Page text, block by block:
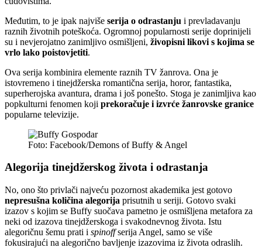
Međutim, to je ipak najviše serija o odrastanju i prevladavanju
raznih životnih poteškoća. Ogromnoj popularnosti serije doprinijeli
su i nevjerojatno zanimljivo osmišljeni, živopisni likovi s kojima se
vrlo lako poistovjetiti.
Ova serija kombinira elemente raznih TV žanrova. Ona je
istovremeno i tinejdžerska romantična serija, horor, fantastika,
superherojska avantura, drama i još ponešto. Stoga je zanimljiva kao
popkulturni fenomen koji prekoračuje i izvrće žanrovske granice
popularne televizije.
Foto: Facebook/Demons of Buffy & Angel
Alegorija tinejdžerskog života i odrastanja
No, ono što privlači najveću pozornost akademika jest gotovo
nepresušna količina alegorija prisutnih u seriji. Gotovo svaki
izazov s kojim se Buffy suočava pametno je osmišljena metafora za
neki od izazova tinejdžerskoga i svakodnevnog života. Istu
alegoričnu šemu prati i spinoffserija Angel, samo se više
fokusirajući na alegorično bavljenje izazovima iz života odraslih.